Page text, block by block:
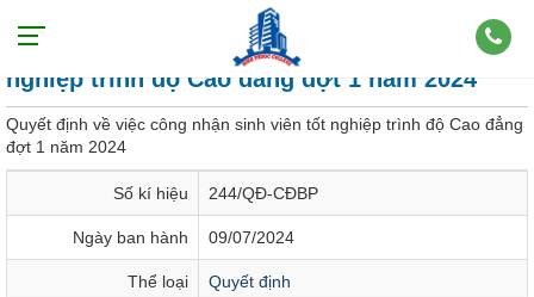
Quyết định về việc công nhận sinh viên tốt
nghiệp trình độ Cao đẳng đợt 1 năm 2024
Quyết định về việc công nhận sinh viên tốt nghiệp trình độ Cao đẳng
đợt 1 năm 2024
Số kí hiệu 244/QĐ-CĐBP
Ngày ban hành 09/07/2024
Thể loại Quyết định